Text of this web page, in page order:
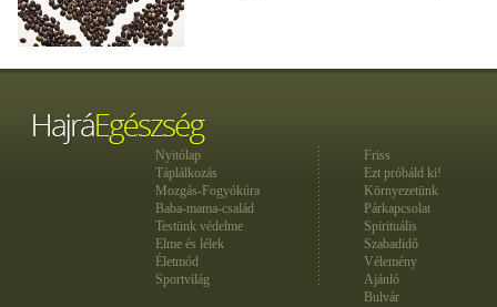
Nyitólap
Táplálkozás
Mozgás-Fogyókúra
Baba-mama-család
Testünk védelme
Elme és lélek
Életmód
Sportvilág
Friss
Ezt próbáld ki!
Környezetünk
Párkapcsolat
Spirituális
Szabadidő
Vélemény
Ajánló
Bulvár